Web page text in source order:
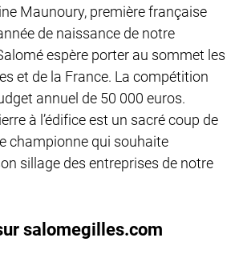
Maunoury, première française
de naissance de notre
espère porter au sommet les
et de la France. La compétition
annuel de 50 000 euros.
à l’édifice est un sacré coup de
championne qui souhaite
sillage des entreprises de notre
salomegilles.com